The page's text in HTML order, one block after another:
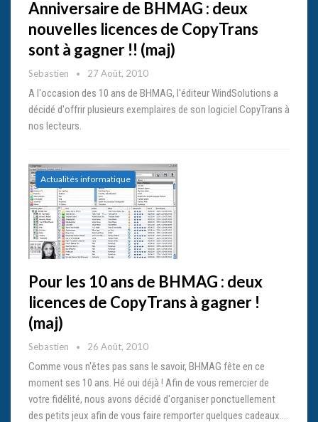
Anniversaire de BHMAG : deux
nouvelles licences de CopyTrans
sont à gagner !! (maj)
Sebastien 27 Août, 2010
A l'occasion des 10 ans de BHMAG, l'éditeur WindSolutions a
décidé d'offrir plusieurs exemplaires de son logiciel CopyTrans à
nos lecteurs.
Actualités informatique
Pour les 10 ans de BHMAG : deux
licences de CopyTrans à gagner !
(maj)
Sebastien 26 Août, 2010
Comme vous n'êtes pas sans le savoir, BHMAG fête en ce
moment ses 10 ans. Hé oui déjà ! Afin de vous remercier de
votre fidélité, nous avons décidé d'organiser ponctuellement
des petits jeux afin de vous faire remporter quelques cadeaux.…